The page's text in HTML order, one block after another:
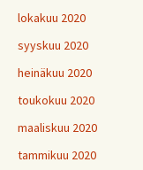
lokakuu 2020
syyskuu 2020
heinäkuu 2020
toukokuu 2020
maaliskuu 2020
tammikuu 2020